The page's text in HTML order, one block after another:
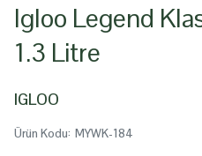
Igloo Legend
1.3 Litre
IGLOO
Ürün Kodu: MYWK-184